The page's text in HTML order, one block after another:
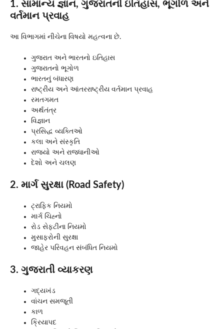
1. સામાન્ય જ્ઞાન, ગુજરાતનો ઇતિહાસ, ભૂગોળ અને
વર્તમાન પ્રવાહ
આ વિભાગમાં નીચેના વિષયો મહત્વના છે.
ગુજરાત અને ભારતનો ઇતિહાસ
ગુજરાતનો ભૂગોળ
ભારતનું બંધારણ
રાષ્ટ્રીય અને આંતરરાષ્ટ્રીય વર્તમાન પ્રવાહ
રમતગમત
અર્થતંત્ર
વિજ્ઞાન
પ્રસિદ્ધ વ્યક્તિઓ
કલા અને સંસ્કૃતિ
રાજ્યો અને રાજધાનીઓ
દેશો અને ચલણ
2. માર્ગ સુરક્ષા (Road Safety)
ટ્રાફિક નિયમો
માર્ગ ચિહ્નો
રોડ સેફ્ટીના નિયમો
મુસાફરોની સુરક્ષા
જાહેર પરિવહન સંબંધિત નિયમો
3. ગુજરાતી વ્યાકરણ
ગદ્યખંડ
વાંચન સમજૂતી
કાળ
ક્રિયાપદ